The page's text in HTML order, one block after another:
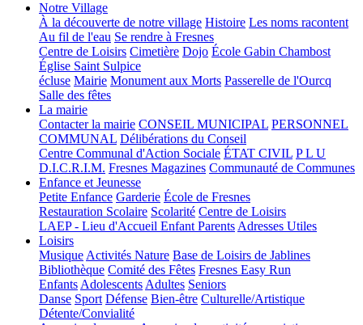
Notre Village
À la découverte de notre village Histoire Les noms racontent
Au fil de l'eau Se rendre à Fresnes
Centre de Loisirs Cimetière Dojo École Gabin Chambost
Église Saint Sulpice
écluse Mairie Monument aux Morts Passerelle de l'Ourcq
Salle des fêtes
La mairie
Contacter la mairie CONSEIL MUNICIPAL PERSONNEL
COMMUNAL Délibérations du Conseil
Centre Communal d'Action Sociale ÉTAT CIVIL P L U
D.I.C.R.I.M. Fresnes Magazines Communauté de Communes
Enfance et Jeunesse
Petite Enfance Garderie École de Fresnes
Restauration Scolaire Scolarité Centre de Loisirs
LAEP - Lieu d'Accueil Enfant ParentsAdresses Utiles
Loisirs
MusiqueActivités Nature Base de Loisirs de Jablines
Bibliothèque Comité des Fêtes Fresnes Easy Run
EnfantsAdolescentsAdultes Seniors
Danse Sport Défense Bien-être Culturelle/Artistique
Détente/Convialité